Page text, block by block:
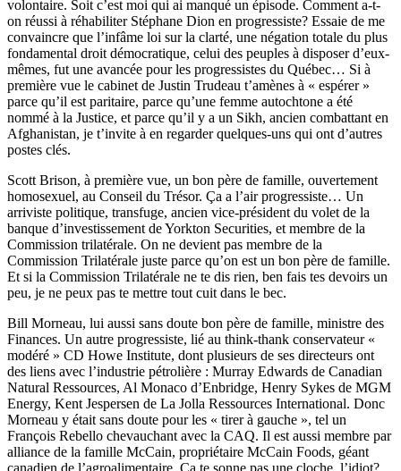
volontaire. Soit c’est moi qui ai manqué un épisode. Comment a-t-
on réussi à réhabiliter Stéphane Dion en progressiste? Essaie de me
convaincre que l’infâme loi sur la clarté, une négation totale du plus
fondamental droit démocratique, celui des peuples à disposer d’eux-
mêmes, fut une avancée pour les progressistes du Québec… Si à
première vue le cabinet de Justin Trudeau t’amènes à « espérer »
parce qu’il est paritaire, parce qu’une femme autochtone a été
nommé à la Justice, et parce qu’il y a un Sikh, ancien combattant en
Afghanistan, je t’invite à en regarder quelques-uns qui ont d’autres
postes clés.
Scott Brison, à première vue, un bon père de famille, ouvertement
homosexuel, au Conseil du Trésor. Ça a l’air progressiste… Un
arriviste politique, transfuge, ancien vice-président du volet de la
banque d’investissement de Yorkton Securities, et membre de la
Commission trilatérale. On ne devient pas membre de la
Commission Trilatérale juste parce qu’on est un bon père de famille.
Et si la Commission Trilatérale ne te dis rien, ben fais tes devoirs un
peu, je ne peux pas te mettre tout cuit dans le bec.
Bill Morneau, lui aussi sans doute bon père de famille, ministre des
Finances. Un autre progressiste, lié au think-thank conservateur «
modéré » CD Howe Institute, dont plusieurs de ses directeurs ont
des liens avec l’industrie pétrolière : Murray Edwards de Canadian
Natural Ressources, Al Monaco d’Enbridge, Henry Sykes de MGM
Energy, Kent Jespersen de La Jolla Ressources International. Donc
Morneau y était sans doute pour les « tirer à gauche », tel un
François Rebello chevauchant avec la CAQ. Il est aussi membre par
alliance de la famille McCain, propriétaire McCain Foods, géant
canadien de l’agroalimentaire. Ça te sonne pas une cloche, l’idiot?